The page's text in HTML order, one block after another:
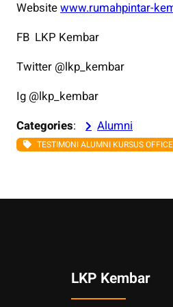
Websitewww.rumahpintar-
FB LKP Kembar
Twitter @lkp_kembar
Ig @lkp_kembar
Categories: Alumni
TESTIMONI ALUMNI KURSUS
LKP Kembar